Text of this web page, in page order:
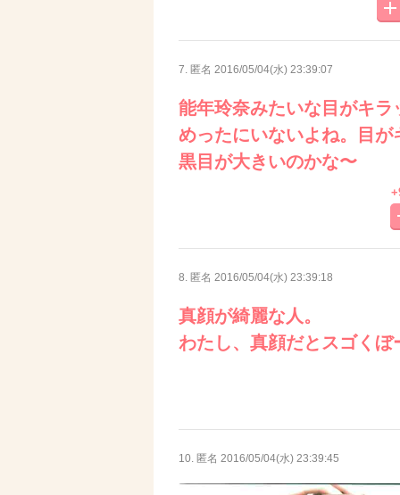
7. 匿名 2016/05/04(水) 23:39:07
能年玲奈みたいな目がキラ
めったにいないよね。目
黒目が大きいのかな〜
8. 匿名 2016/05/04(水) 23:39:18
真顔が綺麗な人。
わたし、真顔だとスゴく
10. 匿名 2016/05/04(水) 23:39:45